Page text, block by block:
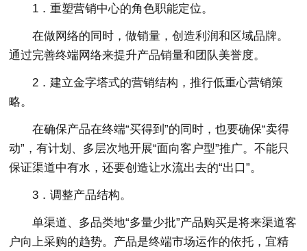
1．重塑营销中心的角色职能定位。
在做网络的同时，做销量，创造利润和区域品牌。
通过完善终端网络来提升产品销量和团队美誉度。
2．建立金字塔式的营销结构，推行低重心营销策
略。
在确保产品在终端“买得到”的同时，也要确保“卖得
动”，有计划、多层次地开展“面向客户型”推广。不能只
保证渠道中有水，还要创造让水流出去的“出口”。
3．调整产品结构。
单渠道、多品类地“多量少批”产品购买是将来渠道客
户向上采购的趋势。产品是终端市场运作的依托，宜精